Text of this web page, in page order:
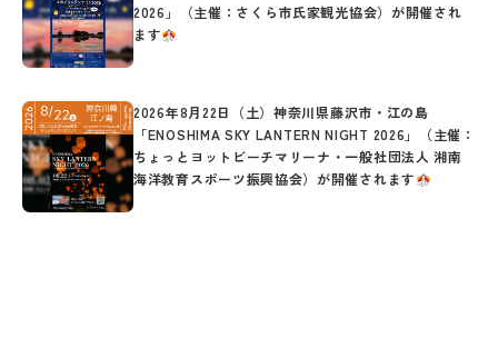
2026」（主催：さくら市氏家観光協会）が開催され
ます
2026年8月22日（土）神奈川県藤沢市・江の島
「ENOSHIMA SKY LANTERN NIGHT 2026」（主催：
ちょっとヨットビーチマリーナ・一般社団法人 湘南
海洋教育スポーツ振興協会）が開催されます